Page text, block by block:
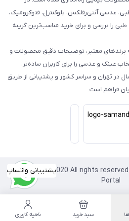
عدسی آنتی‌رفلکس، بلوکنترل، فتوکرومیک،
را بررسی و برای خرید مناسب‌ترین گزینه
برندهای معتبر، توضیحات دقیق محصولات و
عینک و عدسی را برای کاربران ساده‌تر،
در تهران و سراسر کشور و پشتیبانی از طریق
فراهم است.
پشتیبانی واتساپ
Copyright©2020 All rights
Portal
سبد خرید ناحیه کاربری